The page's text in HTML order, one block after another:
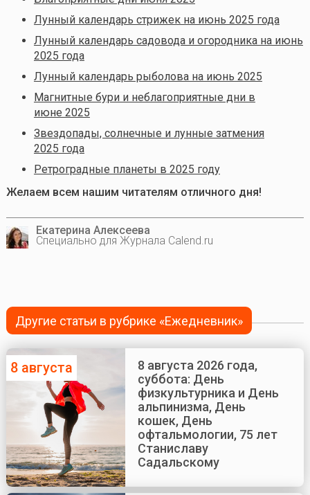
Лунный календарь стрижек на июнь 2025 года
Лунный календарь садовода и огородника на июнь
2025 года
Лунный календарь рыболова на июнь 2025
Магнитные бури и неблагоприятные дни в
июне 2025
Звездопады, солнечные и лунные затмения
2025 года
Ретроградные планеты в 2025 году
Желаем всем нашим читателям отличного дня!
Екатерина Алексеева
Специально для Журнала Calend.ru
Другие статьи в рубрике «Ежедневник»
8 августа
8 августа 2026 года,
суббота: День
физкультурника и День
альпинизма, День
кошек, День
офтальмологии, 75 лет
Станиславу
Садальскому